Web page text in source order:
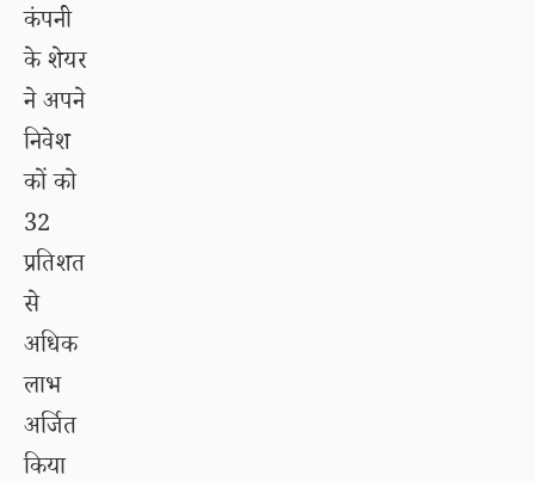
कंपनी
के शेयर
ने अपने
निवेश
कों को
32
प्रतिशत
से
अधिक
लाभ
अर्जित
किया